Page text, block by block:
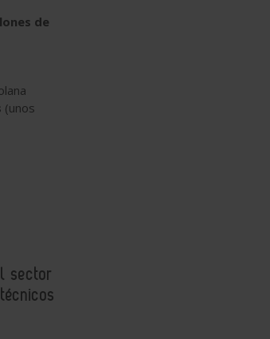
de
(unos
sector